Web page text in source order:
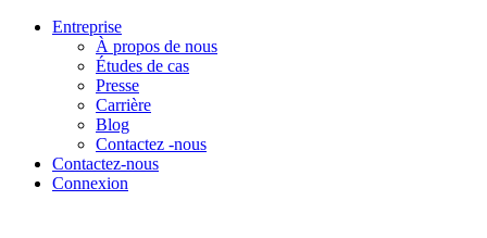
Entreprise
À propos de nous
Études de cas
Presse
Carrière
Blog
Contactez -nous
Contactez-nous
Connexion